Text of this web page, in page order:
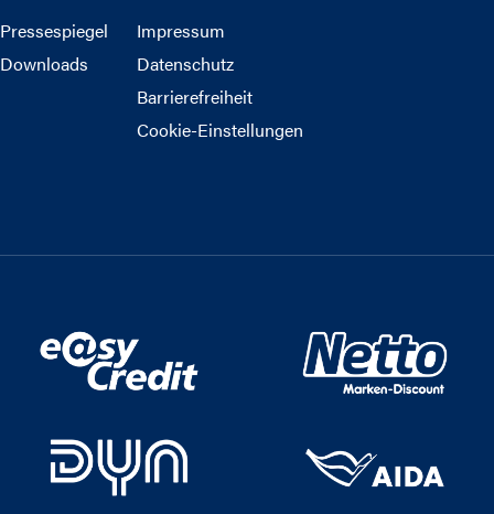
Pressespiegel
Downloads
Impressum
Datenschutz
Barrierefreiheit
Cookie-Einstellungen